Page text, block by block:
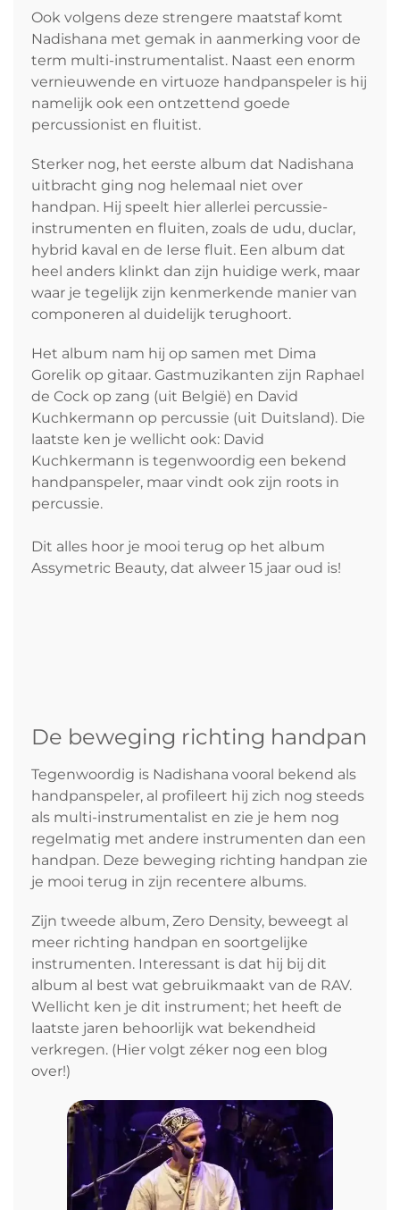
Ook volgens deze strengere maatstaf komt
Nadishana met gemak in aanmerking voor de
term multi-instrumentalist. Naast een enorm
vernieuwende en virtuoze handpanspeler is hij
namelijk ook een ontzettend goede
percussionist en fluitist.
Sterker nog, het eerste album dat Nadishana
uitbracht ging nog helemaal niet over
handpan. Hij speelt hier allerlei percussie-
instrumenten en fluiten, zoals de udu, duclar,
hybrid kaval en de Ierse fluit. Een album dat
heel anders klinkt dan zijn huidige werk, maar
waar je tegelijk zijn kenmerkende manier van
componeren al duidelijk terughoort.
Het album nam hij op samen met Dima
Gorelik op gitaar. Gastmuzikanten zijn Raphael
de Cock op zang (uit België) en David
Kuchkermann op percussie (uit Duitsland). Die
laatste ken je wellicht ook: David
Kuchkermann is tegenwoordig een bekend
handpanspeler, maar vindt ook zijn roots in
percussie.
Dit alles hoor je mooi terug op het album
Assymetric Beauty, dat alweer 15 jaar oud is!
De beweging richting handpan
Tegenwoordig is Nadishana vooral bekend als
handpanspeler, al profileert hij zich nog steeds
als multi-instrumentalist en zie je hem nog
regelmatig met andere instrumenten dan een
handpan. Deze beweging richting handpan zie
je mooi terug in zijn recentere albums.
Zijn tweede album, Zero Density, beweegt al
meer richting handpan en soortgelijke
instrumenten. Interessant is dat hij bij dit
album al best wat gebruikmaakt van de RAV.
Wellicht ken je dit instrument; het heeft de
laatste jaren behoorlijk wat bekendheid
verkregen. (Hier volgt zéker nog een blog
over!)